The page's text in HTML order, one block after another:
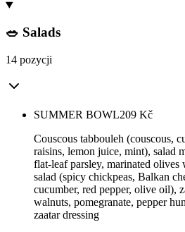
🥗 Salads
14 pozycji
SUMMER BOWL209 Kč
Couscous tabbouleh (couscous,
raisins, lemon juice, mint), salad
flat-leaf parsley, marinated olives
salad (spicy chickpeas, Balkan
cucumber, red pepper, olive oil),
walnuts, pomegranate, pepper
zaatar dressing